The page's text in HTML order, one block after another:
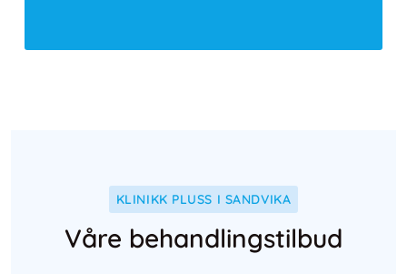
KLINIKK PLUSS I SANDVIKA
Våre behandlingstilbud